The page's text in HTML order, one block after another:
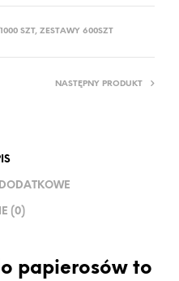
SZT, ZESTAWY 600SZT
NASTĘPNY PRODUKT
(0)
papierosów to